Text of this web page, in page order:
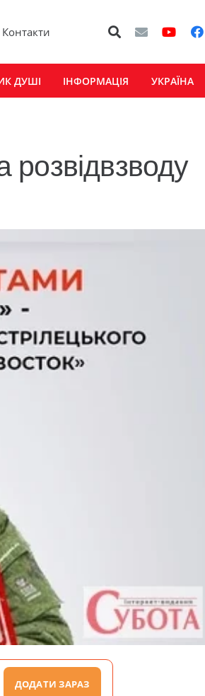
Контакти
ДУШІ ІНФОРМАЦІЯ УКРАЇНА
ДОДАТИ ЗАРАЗ